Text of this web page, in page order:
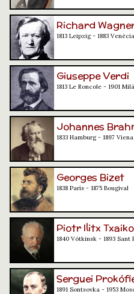
Richard
1813 Leipzig - 1883 Venècia
Giuseppe Verdi
1813 Le Roncole - 1901 Milà
Johannes
1833 Hamburg - 1897 Viena
Georges Bizet
1838 París - 1875 Bougival
Piotr Ilitx
1840 Vótkinsk - 1893 Sant
Serguei
1891 Sontsovka - 1953